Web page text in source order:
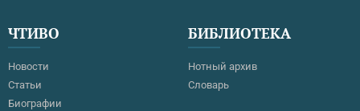
ЧТИВО
Новости
Статьи
Биографии
БИБЛИОТЕКА
Нотный архив
Словарь